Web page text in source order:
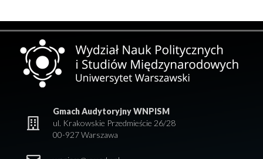
Gmach Audytoryjny WNPISM
ul. Krakowskie Przedmieście 26/28
00-927 Warszawa